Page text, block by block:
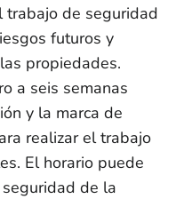
trabajo de seguridad
futuros y
propiedades.
a seis semanas
y la marca de
realizar el trabajo
El horario puede
de la